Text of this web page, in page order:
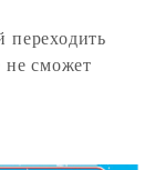
не сможет